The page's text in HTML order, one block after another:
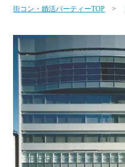
今週の婚活パーティー
婚活パーティーの流れ
よくあるご質問
アフターアプローチとは
お問い合わせ
利用規約
街コン・婚活パーティーTOP